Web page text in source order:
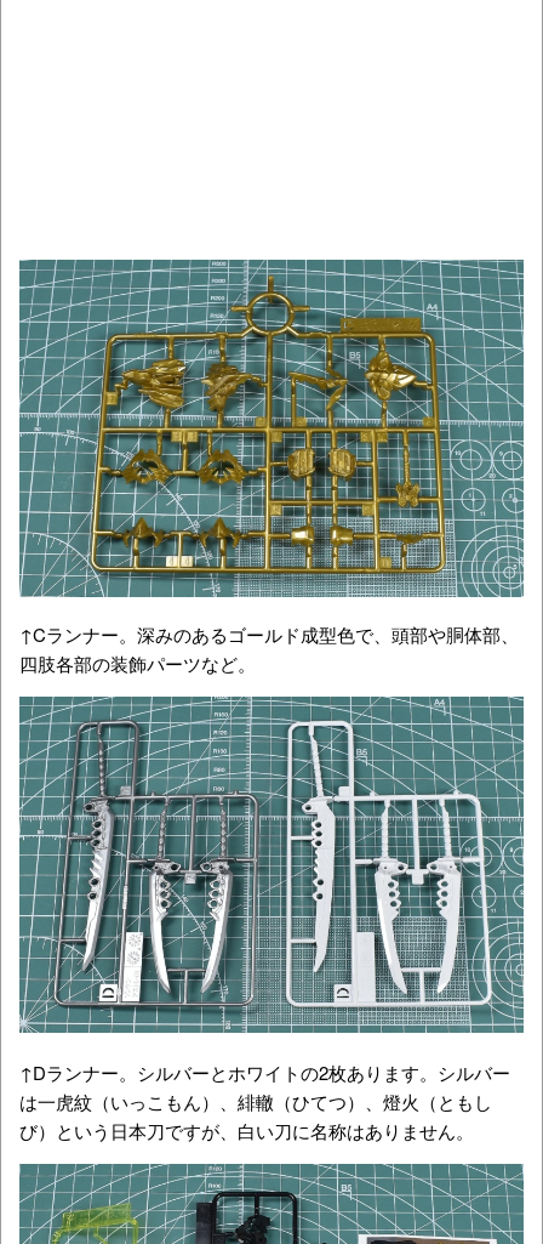
↑Cランナー。深みのあるゴールド成型色で、頭部や胴体部、
四肢各部の装飾パーツなど。
↑Dランナー。シルバーとホワイトの2枚あります。シルバー
は一虎紋（いっこもん）、緋轍（ひてつ）、燈火（ともし
び）という日本刀ですが、白い刀に名称はありません。